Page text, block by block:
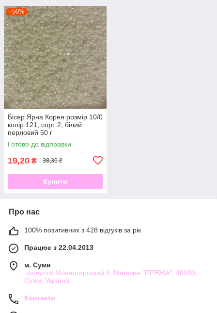
–50%
Бісер Ярна Корея розмір 10/0
колір 121, сорт 2, білий
перловий 50 г
Готово до відправки
19,20 ₴ 38,30 ₴
Купити
Про нас
100% позитивних з 428 відгуків за рік
Працює з 22.04.2013
м. Суми
провулок Монастирський 3, Магазин "ПРЯЖА", 40000,
Суми, Україна
Контакти